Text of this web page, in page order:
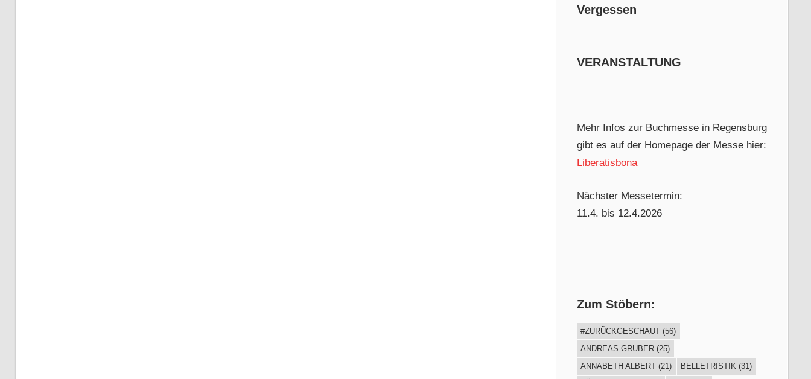
Vergessen
VERANSTALTUNG
Mehr Infos zur Buchmesse in Regensburg
gibt es auf der Homepage der Messe hier:
Liberatisbona
Nächster Messetermin:
11.4. bis 12.4.2026
Zum Stöbern:
#ZURÜCKGESCHAUT (56)
ANDREAS GRUBER (25)
ANNABETH ALBERT (21) BELLETRISTIK (31)